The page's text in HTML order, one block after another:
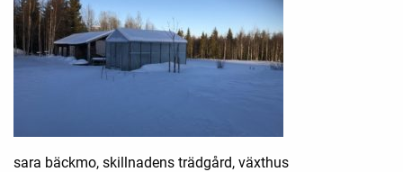
sara bäckmo, skillnadens trädgård, växthus